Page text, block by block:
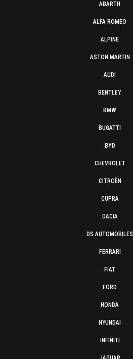
ABARTH
ALFA ROMEO
ALPINE
ASTON MARTIN
AUDI
BENTLEY
BMW
BUGATTI
BYD
CHEVROLET
CITROËN
CUPRA
DACIA
DS AUTOMOBILES
FERRARI
FIAT
FORD
HONDA
HYUNDAI
INFINITI